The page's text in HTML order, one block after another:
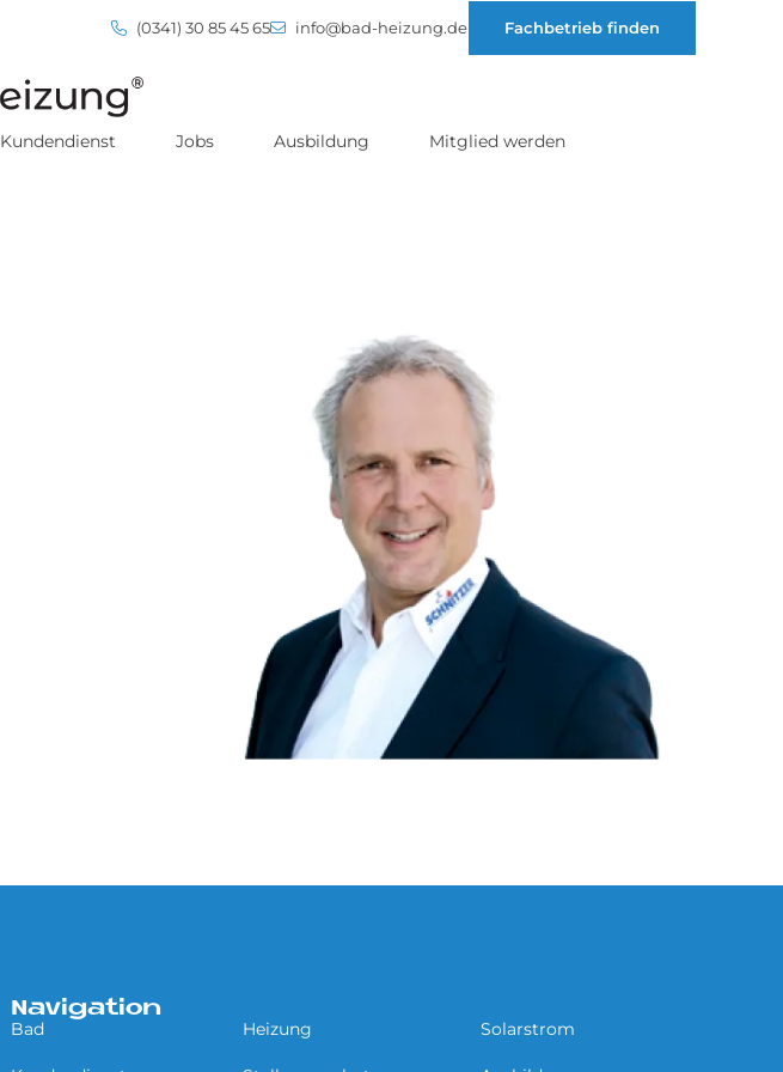
(0341) 30 85 45 65 info@bad-heizung.de Fachbetrieb finden
Kundendienst Jobs Ausbildung Mitglied werden
Navigation
Bad Heizung Solarstrom